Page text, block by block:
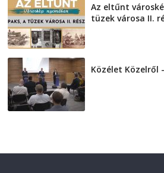
Az eltűnt
tüzek városa II.
Közélet Közelről